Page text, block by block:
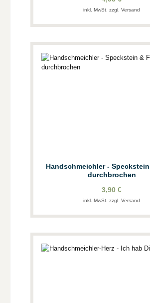
inkl. MwSt. zzgl. Versand
Handschmeichler -
durchbrochen
3,90 €
inkl. MwSt. zzgl. Versand